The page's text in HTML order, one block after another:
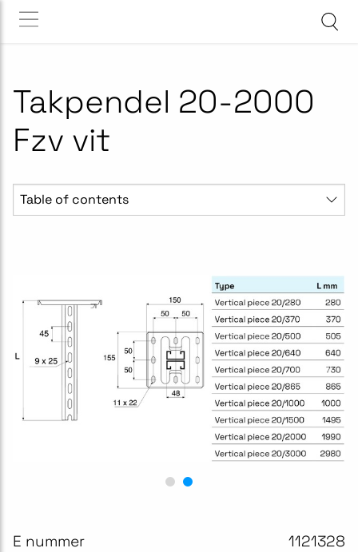
Takpendel 20-2000
Fzv vit
Table of contents
E nummer 1121328